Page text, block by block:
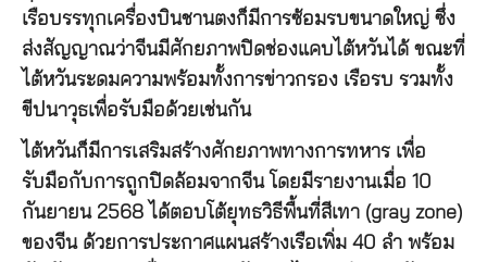
เรือบรรทุกเครื่องบินชานตงก็มีการซ้อมรบขนาดใหญ่ ซึ่ง
ส่งสัญญาณว่าจีนมีศักยภาพปิดช่องแคบไต้หวันได้ ขณะที่
ไต้หวันระดมความพร้อมทั้งการข่าวกรอง เรือรบ รวมทั้ง
ขีปนาวุธเพื่อรับมือด้วยเช่นกัน
ไต้หวันก็มีการเสริมสร้างศักยภาพทางการทหาร เพื่อ
รับมือกับการถูกปิดล้อมจากจีน โดยมีรายงานเมื่อ 10
กันยายน 2568 ได้ตอบโต้ยุทธวิธีพื้นที่สีเทา (gray zone)
ของจีน ด้วยการประกาศแผนสร้างเรือเพิ่ม 40 ลำ พร้อม